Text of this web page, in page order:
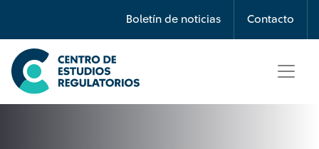
Boletín de noticias Contacto
Búsqueda
Seleccione país